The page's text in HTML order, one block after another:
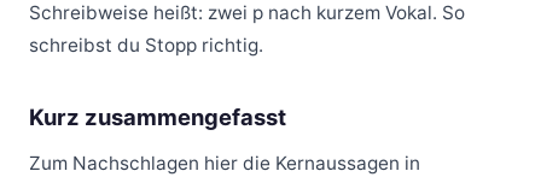
Schreibweise heißt: zwei p nach kurzem Vokal. So
schreibst du Stopp richtig.
Kurz zusammengefasst
Zum Nachschlagen hier die Kernaussagen in